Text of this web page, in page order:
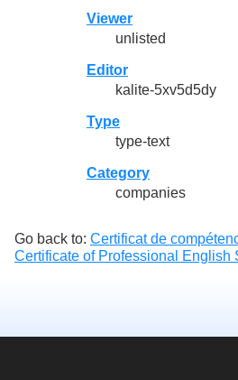
Viewer
unlisted
Editor
kalite-5xv5d5dy
Type
type-text
Category
companies
Go back to: Certificat de
Certificate of Professional English